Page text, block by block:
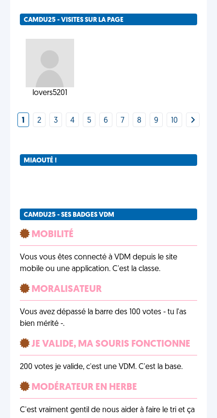
CAMDU25 - VISITES SUR LA PAGE
lovers5201
1 2 3 4 5 6 7 8 9 10
MIAOUTÉ !
CAMDU25 - SES BADGES VDM
MOBILITÉ
Vous vous êtes connecté à VDM depuis le site
mobile ou une application. C'est la classe.
MORALISATEUR
Vous avez dépassé la barre des 100 votes - tu l'as
bien mérité -.
JE VALIDE, MA SOURIS FONCTIONNE
200 votes je valide, c'est une VDM. C'est la base.
MODÉRATEUR EN HERBE
C'est vraiment gentil de nous aider à faire le tri et ça